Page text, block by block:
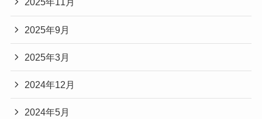
2025年9月
2025年3月
2024年12月
2024年5月